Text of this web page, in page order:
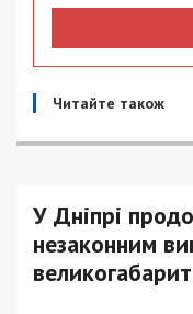
Читайте також
У Дніпрі
незаконним